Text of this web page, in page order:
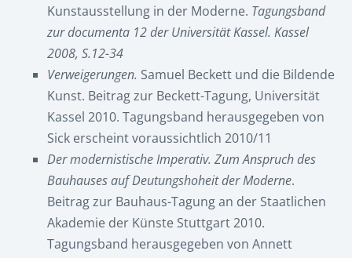
Kunstausstellung in der Moderne. Tagungsband
zur documenta 12 der Universität Kassel. Kassel
2008, S.12-34
Verweigerungen. Samuel Beckett und die Bildende
Kunst. Beitrag zur Beckett-Tagung, Universität
Kassel 2010. Tagungsband herausgegeben von
Sick erscheint voraussichtlich 2010/11
Der modernistische Imperativ. Zum Anspruch des
Bauhauses auf Deutungshoheit der Moderne.
Beitrag zur Bauhaus-Tagung an der Staatlichen
Akademie der Künste Stuttgart 2010.
Tagungsband herausgegeben von Annett